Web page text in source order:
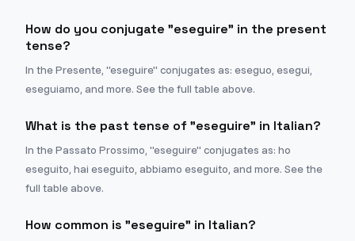
How do you conjugate "eseguire" in the present
tense?
In the Presente, "eseguire" conjugates as: eseguo, esegui,
eseguiamo, and more. See the full table above.
What is the past tense of "eseguire" in Italian?
In the Passato Prossimo, "eseguire" conjugates as: ho
eseguito, hai eseguito, abbiamo eseguito, and more. See the
full table above.
How common is "eseguire" in Italian?